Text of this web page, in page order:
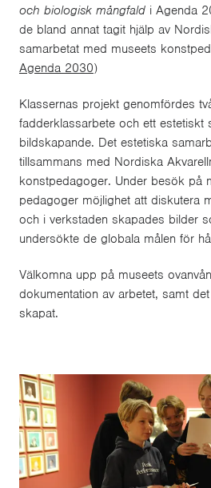
och biologisk mångfald i Agenda
de bland annat tagit hjälp av
samarbetat med museets
Agenda 2030)
Klassernas projekt genomfördes
fadderklassarbete och ett estetiskt
bildskapande. Det estetiska
tillsammans med Nordiska
konstpedagoger. Under besök på
pedagoger möjlighet att diskutera
och i verkstaden skapades bilder
undersökte de globala målen för
Välkomna upp på museets
dokumentation av arbetet, samt
skapat.